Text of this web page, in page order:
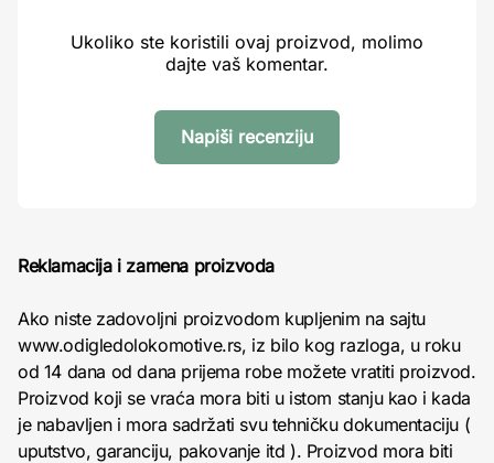
Ukoliko ste koristili ovaj proizvod, molimo
dajte vaš komentar.
Napiši recenziju
Reklamacija i zamena proizvoda
Ako niste zadovoljni proizvodom kupljenim na sajtu
www.odigledolokomotive.rs, iz bilo kog razloga, u roku
od 14 dana od dana prijema robe možete vratiti proizvod.
Proizvod koji se vraća mora biti u istom stanju kao i kada
je nabavljen i mora sadržati svu tehničku dokumentaciju (
uputstvo, garanciju, pakovanje itd ). Proizvod mora biti